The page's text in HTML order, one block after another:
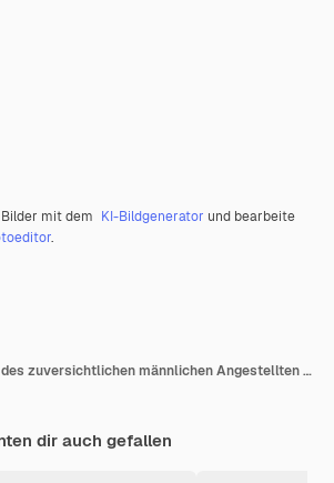
mit dem KI-Bildgenerator und bearbeite
.
Nahaufnahme des zuversichtlichen männlichen Angestellten im weißen Kragenhemd, das an der Kamera lächelt und selbstbewusst gegen Studiohintergrund steht.
dir auch gefallen